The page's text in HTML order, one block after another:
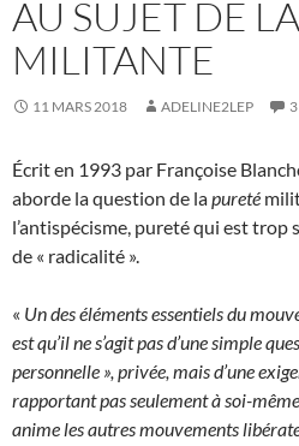
AU SUJET DE
MILITANTE
11 MARS 2018 ADELINE2LEP
Écrit en 1993 par Françoise
aborde la question de lapureté
l’antispécisme, pureté qui est trop
de « radicalité ».
« Un des éléments essentiels du
est qu’il ne s’agit pas d’une simple
personnelle », privée, mais d’une
rapportant pas seulement à soi-
anime les autres mouvements